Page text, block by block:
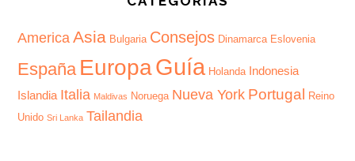
America Asia Bulgaria Consejos Dinamarca Eslovenia
España EuropaGuía Holanda Indonesia
Islandia Italia Maldivas Noruega Nueva York Portugal
Reino
Unido Sri Lanka Tailandia